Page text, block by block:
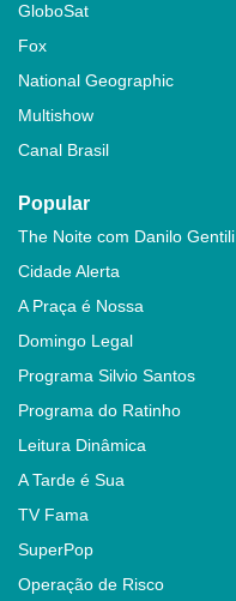
GloboSat
Fox
National Geographic
Multishow
Canal Brasil
Popular
The Noite com Danilo Gentili
Cidade Alerta
A Praça é Nossa
Domingo Legal
Programa Silvio Santos
Programa do Ratinho
Leitura Dinâmica
A Tarde é Sua
TV Fama
SuperPop
Operação de Risco